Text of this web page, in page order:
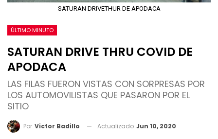
SATURAN DRIVETHUR DE APODACA
ÚLTIMO MINUTO
SATURAN DRIVE THRU COVID DE
APODACA
LAS FILAS FUERON VISTAS CON SORPRESAS POR
LOS AUTOMOVILISTAS QUE PASARON POR EL
SITIO
Por Victor Badillo Actualizado Jun 10, 2020